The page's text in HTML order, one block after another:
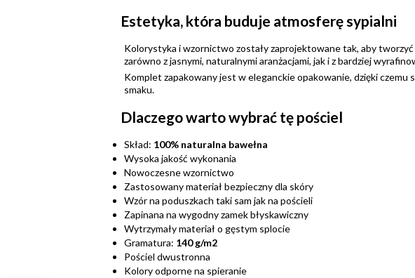
Estetyka, która buduje atmosferę sypialni
Kolorystyka i wzornictwo zostały zaprojektowane tak, aby
zarówno z jasnymi, naturalnymi aranżacjami, jak i z bardziej
Komplet zapakowany jest w eleganckie opakowanie, dzięki czemu
smaku.
Dlaczego warto wybrać tę pościel
Skład: 100% naturalna bawełna
Wysoka jakość wykonania
Nowoczesne wzornictwo
Zastosowany materiał bezpieczny dla skóry
Wzór na poduszkach taki sam jak na pościeli
Zapinana na wygodny zamek błyskawiczny
Wytrzymały materiał o gęstym splocie
Gramatura: 140 g/m2
Pościel dwustronna
Kolory odporne na spieranie